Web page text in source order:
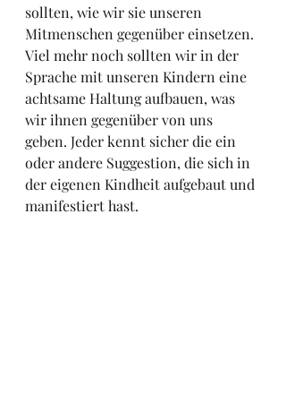
sollten, wie wir sie unseren
Mitmenschen gegenüber einsetzen.
Viel mehr noch sollten wir in der
Sprache mit unseren Kindern eine
achtsame Haltung aufbauen, was
wir ihnen gegenüber von uns
geben. Jeder kennt sicher die ein
oder andere Suggestion, die sich in
der eigenen Kindheit aufgebaut und
manifestiert hast.